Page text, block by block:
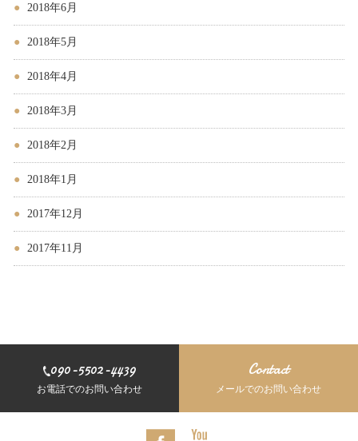
2018年6月
2018年5月
2018年4月
2018年3月
2018年2月
2018年1月
2017年12月
2017年11月
090-5502-4439
お電話でのお問い合わせ
Contact
メールでのお問い合わせ